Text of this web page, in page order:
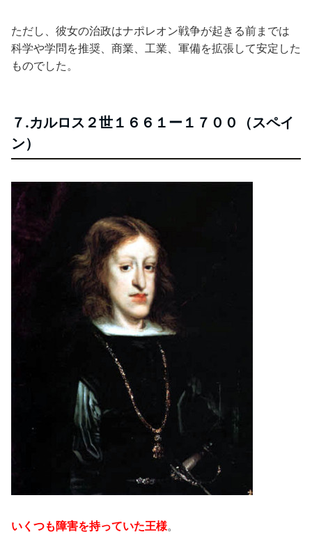
ただし、彼女の治政はナポレオン戦争が起きる前までは
科学や学問を推奨、商業、工業、軍備を拡張して安定した
ものでした。
７.カルロス２世１６６１ー１７００（スペイ
ン）
いくつも障害を持っていた王様。